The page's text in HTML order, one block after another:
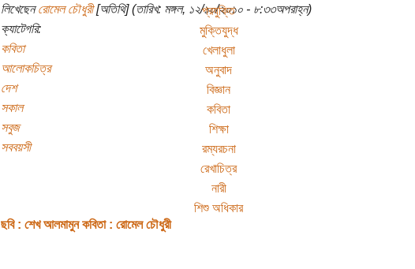
প্রযুক্তি
মুক্তিযুদ্ধ
খেলাধুলা
অনুবাদ
বিজ্ঞান
কবিতা
শিক্ষা
রম্যরচনা
রেখাচিত্র
নারী
শিশু অধিকার
লিখেছেনরোমেল চৌধুরী[অতিথি] (তারিখ: মঙ্গল, ১২/১০/২০১০ - ৮:৩৩অপরাহ্ন)
ক্যাটেগরি:
কবিতা
আলোকচিত্র
দেশ
সকাল
সবুজ
সববয়সী
ছবি : শেখ আলমামুন কবিতা : রোমেল চৌধুরী